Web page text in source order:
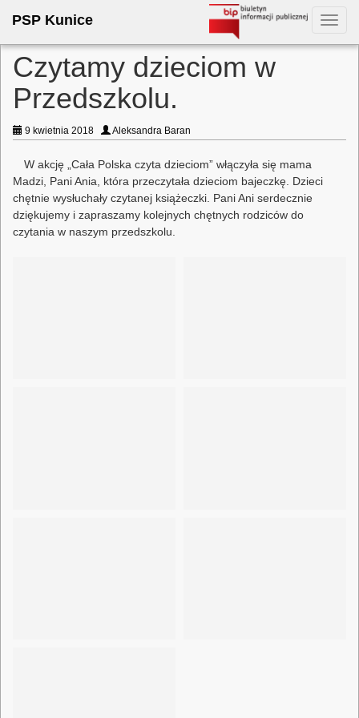
PSP Kunice
Czytamy dzieciom w
Przedszkolu.
9 kwietnia 2018 Aleksandra Baran
W akcję „Cała Polska czyta dzieciom” włączyła się mama
Madzi, Pani Ania, która przeczytała dzieciom bajeczkę. Dzieci
chętnie wysłuchały czytanej książeczki. Pani Ani serdecznie
dziękujemy i zapraszamy kolejnych chętnych rodziców do
czytania w naszym przedszkolu.